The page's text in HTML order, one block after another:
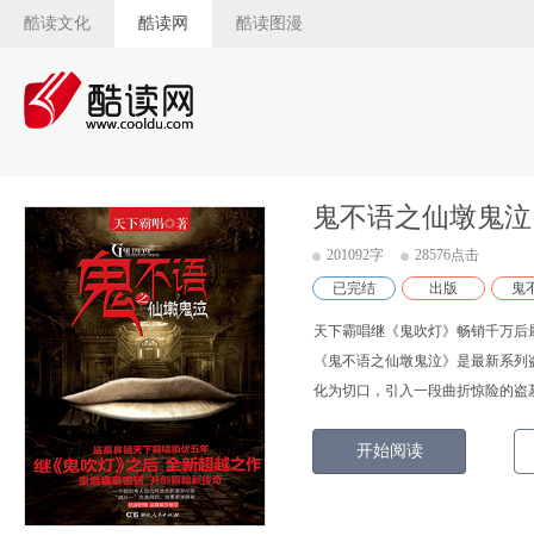
酷读文化 酷读网 酷读图漫
鬼不语之仙墩鬼泣
201092字
28576点击
已完结
出版 鬼
天下霸唱继《鬼吹灯》畅销千万
《鬼不语之仙墩鬼泣》是最新系
化为切口，引入一段曲折惊险的
开始阅读